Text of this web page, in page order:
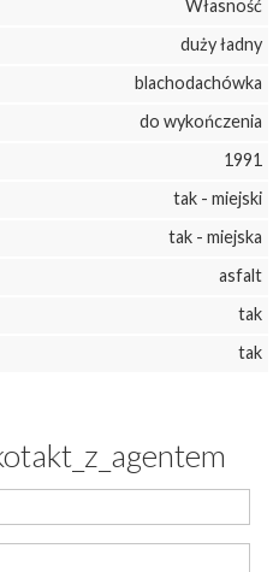
Własność
duży ładny
blachodachówka
do wykończenia
1991
tak - miejski
tak - miejska
asfalt
tak
tak